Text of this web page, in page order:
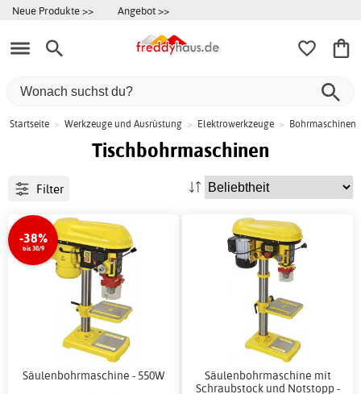
Neue Produkte >> Angebot >>
Startseite > Werkzeuge und Ausrüstung > Elektrowerkzeuge > Bohrmaschinen
Tischbohrmaschinen
Filter
-38%
bis 30/9
Säulenbohrmaschine - 550W
Säulenbohrmaschine mit
Schraubstock und Notstopp -